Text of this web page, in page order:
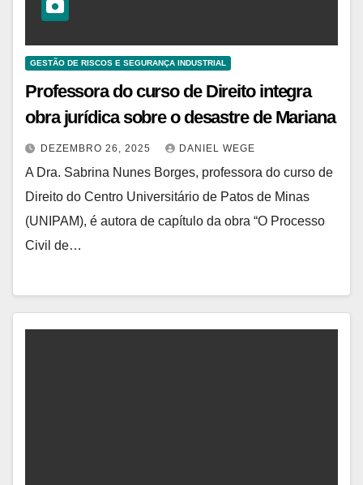
GESTÃO DE RISCOS E SEGURANÇA INDUSTRIAL
Professora do curso de Direito integra
obra jurídica sobre o desastre de Mariana
DEZEMBRO 26, 2025 DANIEL WEGE
A Dra. Sabrina Nunes Borges, professora do curso de
Direito do Centro Universitário de Patos de Minas
(UNIPAM), é autora de capítulo da obra “O Processo
Civil de…